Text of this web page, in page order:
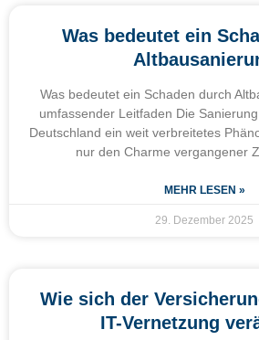
Was bedeutet ein
Was bedeutet ein Schaden durch
umfassender Leitfaden Die
Deutschland ein weit verbreitetes
nur den Charme vergangener
MEHR LESEN »
29. Dezember 2025
Wie sich der
IT-Vernetzung